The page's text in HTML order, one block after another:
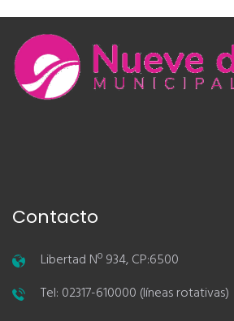
Contacto
Libertad Nº 934, CP:6500
Tel: 02317-610000 (líneas rotativas)